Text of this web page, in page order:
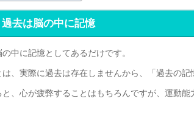
去は脳の中に記憶
中に記憶としてあるだけです。
、実際に過去は存在しませんから、「過去の記
と、心が疲弊することはもちろんですが、運動能